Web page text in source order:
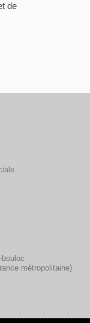
de
métropolitaine)